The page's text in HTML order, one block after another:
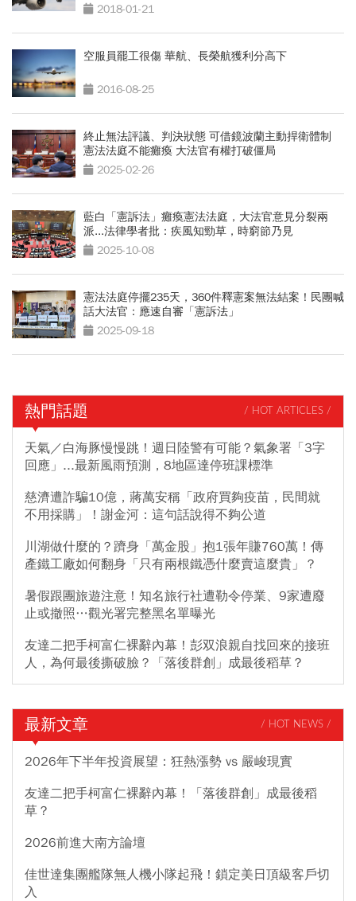
2018-01-21
空服員罷工很傷 華航、長榮航獲利分高下
2016-08-25
終止無法評議、判決狀態 可借鏡波蘭主動捍衛體制
憲法法庭不能癱瘓 大法官有權打破僵局
2025-02-26
藍白「憲訴法」癱瘓憲法法庭，大法官意見分裂兩
派...法律學者批：疾風知勁草，時窮節乃見
2025-10-08
憲法法庭停擺235天，360件釋憲案無法結案！民團喊
話大法官：應速自審「憲訴法」
2025-09-18
熱門話題 / HOT ARTICLES /
天氣／白海豚慢慢跳！週日陸警有可能？氣象署「3字
回應」...最新風雨預測，8地區達停班課標準
慈濟遭詐騙10億，蔣萬安稱「政府買夠疫苗，民間就
不用採購」！謝金河：這句話說得不夠公道
川湖做什麼的？躋身「萬金股」抱1張年賺760萬！傳
產鐵工廠如何翻身「只有兩根鐵憑什麼賣這麼貴」？
暑假跟團旅遊注意！知名旅行社遭勒令停業、9家遭廢
止或撤照…觀光署完整黑名單曝光
友達二把手柯富仁裸辭內幕！彭双浪親自找回來的接班
人，為何最後撕破臉？「落後群創」成最後稻草？
最新文章 / HOT NEWS /
2026年下半年投資展望：狂熱漲勢 vs 嚴峻現實
友達二把手柯富仁裸辭內幕！「落後群創」成最後稻
草？
2026前進大南方論壇
佳世達集團艦隊無人機小隊起飛！鎖定美日頂級客戶切
入